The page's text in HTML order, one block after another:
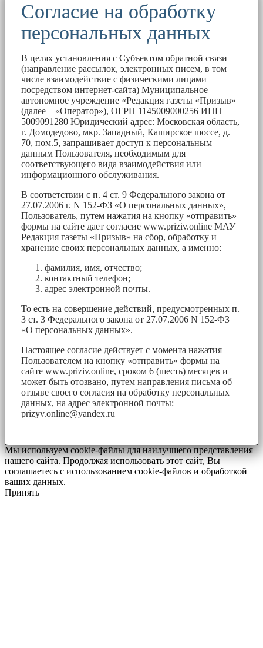
Согласие на обработку
персональных данных
В целях установления с Субъектом обратной связи
(направление рассылок, электронных писем, в том
числе взаимодействие с физическими лицами
посредством интернет-сайта) Муниципальное
автономное учреждение «Редакция газеты «Призыв»
(далее – «Оператор»), ОГРН 1145009000256 ИНН
5009091280 Юридический адрес: Московская область,
г. Домодедово, мкр. Западный, Каширское шоссе, д.
70, пом.5, запрашивает доступ к персональным
данным Пользователя, необходимым для
соответствующего вида взаимодействия или
информационного обслуживания.
В соответствии с п. 4 ст. 9 Федерального закона от
27.07.2006 г. N 152-ФЗ «О персональных данных»,
Пользователь, путем нажатия на кнопку «отправить»
формы на сайте дает согласие www.priziv.online МАУ
Редакция газеты «Призыв» на сбор, обработку и
хранение своих персональных данных, а именно:
фамилия, имя, отчество;
контактный телефон;
адрес электронной почты.
То есть на совершение действий, предусмотренных п.
3 ст. 3 Федерального закона от 27.07.2006 N 152-ФЗ
«О персональных данных».
Настоящее согласие действует с момента нажатия
Пользователем на кнопку «отправить» формы на
сайте www.priziv.online, сроком 6 (шесть) месяцев и
может быть отозвано, путем направления письма об
отзыве своего согласия на обработку персональных
данных, на адрес электронной почты:
prizyv.online@yandex.ru
Мы используем cookie-файлы для наилучшего представления
нашего сайта. Продолжая использовать этот сайт, Вы
соглашаетесь с использованием cookie-файлов и обработкой
ваших данных.
Принять